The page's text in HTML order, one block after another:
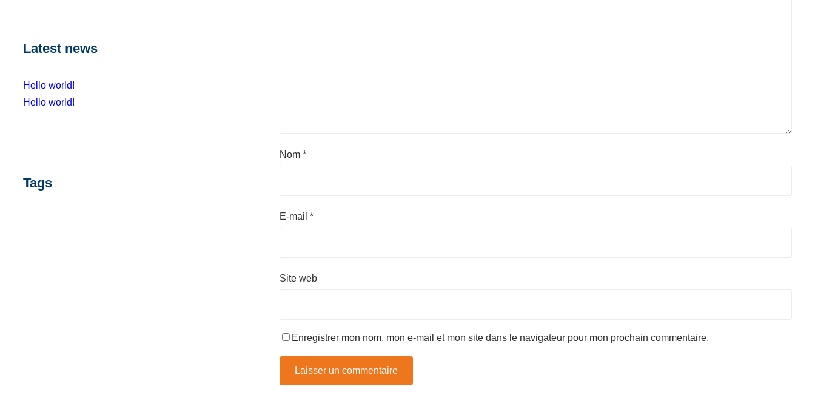
Latest news
Hello world!
Hello world!
Tags
Nom *
E-mail *
Site web
Enregistrer mon nom, mon e-mail et mon site dans le navigateur pour mon prochain commentaire.